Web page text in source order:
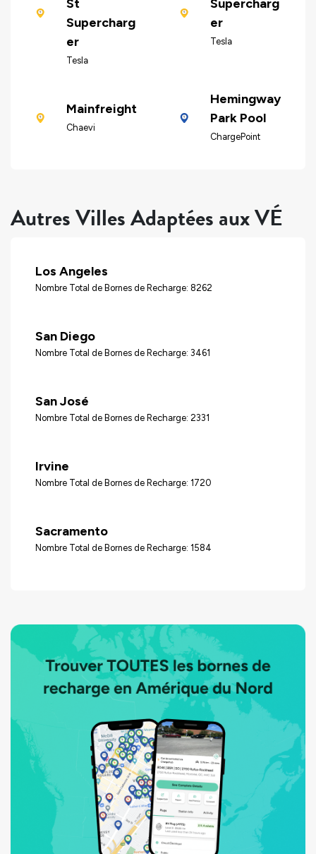
St
Supercharg
er
Tesla
Supercharg
er
Tesla
Mainfreight
Chaevi
Hemingway
Park Pool
ChargePoint
Autres Villes Adaptées aux VÉ
Los Angeles
Nombre Total de Bornes de Recharge: 8262
San Diego
Nombre Total de Bornes de Recharge: 3461
San José
Nombre Total de Bornes de Recharge: 2331
Irvine
Nombre Total de Bornes de Recharge: 1720
Sacramento
Nombre Total de Bornes de Recharge: 1584